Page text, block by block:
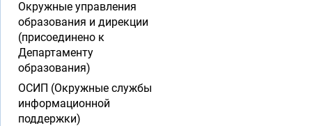
Окружные управления
образования и дирекции
(присоединено к
Департаменту
образования)
ОСИП (Окружные службы
информационной
поддержки)